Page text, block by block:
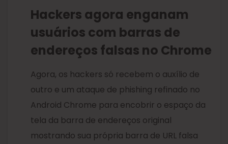
Hackers agora enganam
usuários com barras de
endereços falsas no Chrome
Agora, os hackers só recebem o auxílio de
outro e um ataque de phishing refinado no
Android Chrome para encobrir o espaço da
tela da barra de endereços original
mostrando sua própria barra de URL falsa